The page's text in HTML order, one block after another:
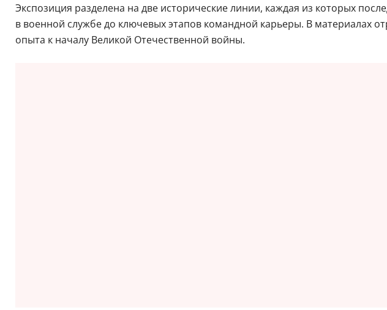
Экспозиция разделена на две исторические линии, каждая из которых
в военной службе до ключевых этапов командной карьеры. В материалах
опыта к началу Великой Отечественной войны.